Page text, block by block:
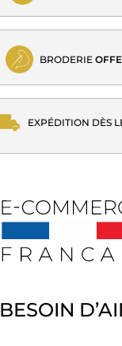
BRODERIE
EXPÉDITION DÈS
BESOIN